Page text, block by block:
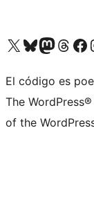
Visit our X (formerly Twitter) account
Visit our Bluesky account
Visita nuestra cuenta de Twitter
Visit ourVisita
El código es
The
of the